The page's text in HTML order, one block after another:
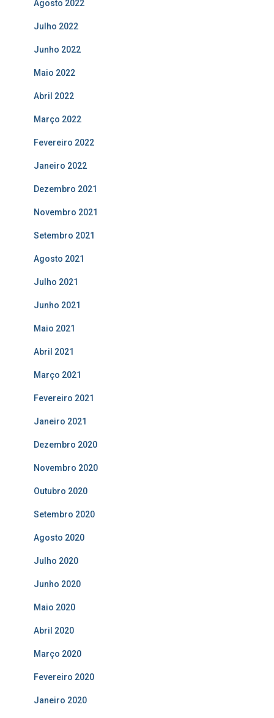
Agosto 2022
Julho 2022
Junho 2022
Maio 2022
Abril 2022
Março 2022
Fevereiro 2022
Janeiro 2022
Dezembro 2021
Novembro 2021
Setembro 2021
Agosto 2021
Julho 2021
Junho 2021
Maio 2021
Abril 2021
Março 2021
Fevereiro 2021
Janeiro 2021
Dezembro 2020
Novembro 2020
Outubro 2020
Setembro 2020
Agosto 2020
Julho 2020
Junho 2020
Maio 2020
Abril 2020
Março 2020
Fevereiro 2020
Janeiro 2020